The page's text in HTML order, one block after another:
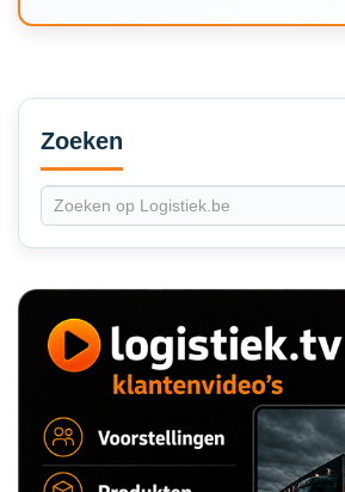
Secondary
Sidebar
Zoeken